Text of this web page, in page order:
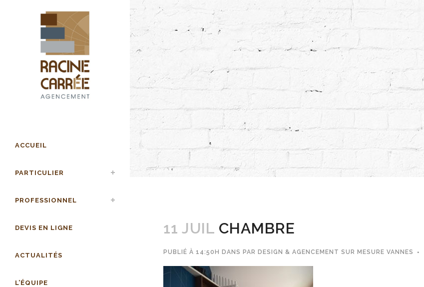
ACCUEIL
PARTICULIER
PROFESSIONNEL
DEVIS EN LIGNE
ACTUALITÉS
L’ÉQUIPE
11 JUIL CHAMBRE
PUBLIÉ À 14:50H DANS PAR DESIGN & AGENCEMENT SUR MESURE VANNES